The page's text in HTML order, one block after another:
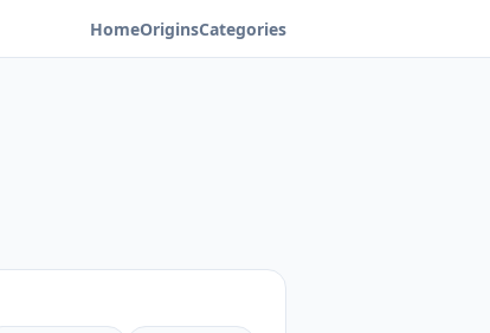
HomeOriginsCategories